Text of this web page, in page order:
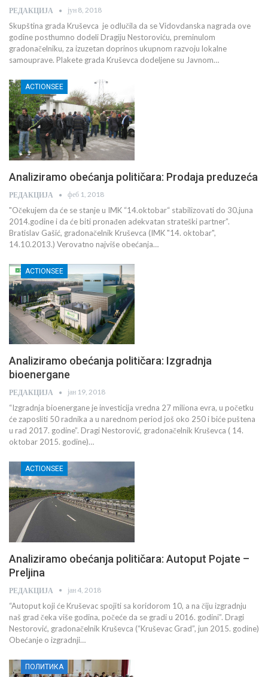
РЕДАКЦИЈА јун 8, 2018
Skupština grada Kruševca je odlučila da se Vidovdanska nagrada ove
godine posthumno dodeli Dragiju Nestoroviću, preminulom
gradonačelniku, za izuzetan doprinos ukupnom razvoju lokalne
samouprave. Plakete grada Kruševca dodeljene su Javnom…
ACTIONSEE
Analiziramo obećanja političara: Prodaja preduzeća
РЕДАКЦИЈА феб 1, 2018
"Očekujem da će se stanje u IMK “14.oktobar“ stabilizovati do 30.juna
2014.godine i da će biti pronađen adekvatan strateški partner”.
Bratislav Gašić, gradonačelnik Kruševca (IMK "14. oktobar",
14.10.2013.) Verovatno najviše obećanja…
ACTIONSEE
Analiziramo obećanja političara: Izgradnja
bioenergane
РЕДАКЦИЈА јан 19, 2018
“Izgradnja bioenergane je investicija vredna 27 miliona evra, u početku
će zaposliti 50 radnika a u narednom period još oko 250 i biće puštena
u rad 2017. godine”. Dragi Nestorović, gradonačelnik Kruševca ( 14.
oktobar 2015. godine)…
ACTIONSEE
Analiziramo obećanja političara: Autoput Pojate –
Preljina
РЕДАКЦИЈА јан 4, 2018
“Autoput koji će Kruševac spojiti sa koridorom 10, a na čiju izgradnju
naš grad čeka više godina, počeće da se gradi u 2016. godini”. Dragi
Nestorović, gradonačelnik Kruševca (“Kruševac Grad”, jun 2015. godine)
Obećanje o izgradnji…
ПОЛИТИКА